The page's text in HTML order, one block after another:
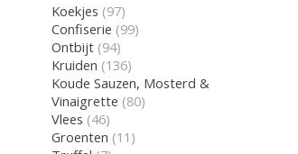
Koekjes (97)
Confiserie (99)
Ontbijt (94)
Kruiden (136)
Koude Sauzen, Mosterd &
Vinaigrette (80)
Vlees (46)
Groenten (11)